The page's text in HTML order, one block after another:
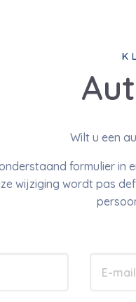
Wilt u een
formulier in
wijziging wordt pas